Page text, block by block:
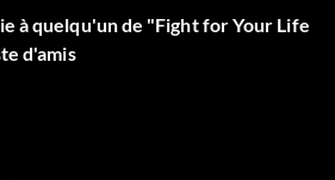
à quelqu'un de "Fight for Your Life
d'amis